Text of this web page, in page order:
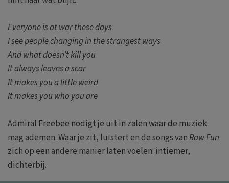
Everyone is at war these days
I see people changing in the strangest ways
And what doesn’t kill you
It always leaves a scar
It makes you a little weird
It makes you who you are
Admiral Freebee nodigt je uit in zalen waar de muziek
mag ademen. Waar je zit, luistert en de songs vanRaw Fun
zich op een andere manier laten voelen: intiemer,
dichterbij.